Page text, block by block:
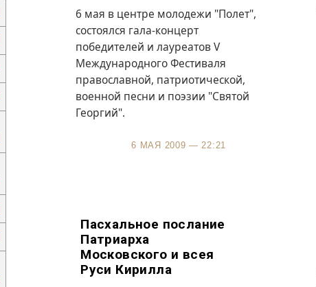
6 мая в центре молодежи "Полет",
состоялся гала-концерт
победителей и лауреатов V
Международного Фестиваля
православной, патриотической,
военной песни и поэзии "Святой
Георгий".
6 МАЯ 2009 — 22:21
Пасхальное послание
Патриарха
Московского и всея
Руси Кирилла